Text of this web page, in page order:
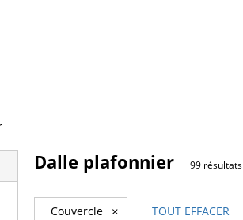
Dalle plafonnier 99 résultats
Couvercle × TOUT EFFACER